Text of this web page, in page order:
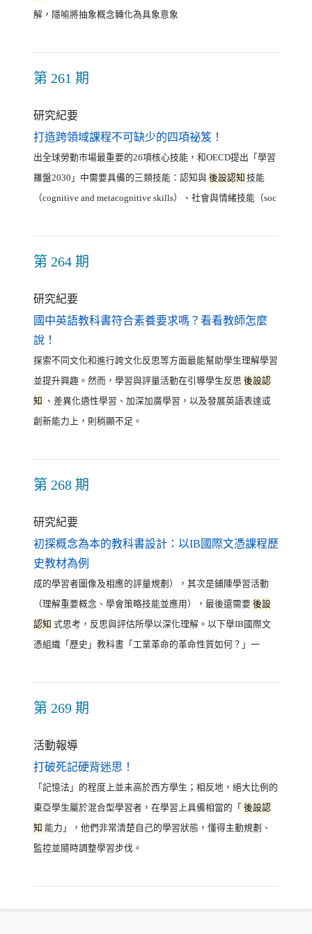
解，隱喻將抽象概念轉化為具象意象
第 261 期
研究紀要
打造跨領域課程不可缺少的四項祕笈！
出全球勞動市場最重要的26項核心技能，和OECD提出「學習
羅盤2030」中需要具備的三類技能：認知與 後設認知 技能
（cognitive and metacognitive skills）、社會與情緒技能（soc
第 264 期
研究紀要
國中英語教科書符合素養要求嗎？看看教師怎麼
說！
探索不同文化和進行跨文化反思等方面最能幫助學生理解學習
並提升興趣。然而，學習與評量活動在引導學生反思 後設認
知 、差異化適性學習、加深加廣學習，以及發展英語表達或
創新能力上，則稍顯不足。
第 268 期
研究紀要
初探概念為本的教科書設計：以IB國際文憑課程歷
史教材為例
成的學習者圖像及相應的評量規劃），其次是鋪陳學習活動
（理解重要概念、學會策略技能並應用），最後還需要 後設
認知 式思考，反思與評估所學以深化理解。以下舉IB國際文
憑組織「歷史」教科書「工業革命的革命性質如何？」一
第 269 期
活動報導
打破死記硬背迷思！
「記憶法」的程度上並未高於西方學生；相反地，絕大比例的
東亞學生屬於混合型學習者，在學習上具備相當的「 後設認
知 能力」，他們非常清楚自己的學習狀態，懂得主動規劃、
監控並隨時調整學習步伐。